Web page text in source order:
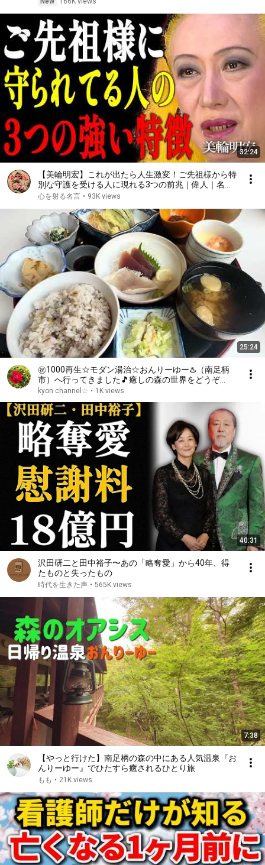
32:24
【美輪明宏】これが出たら人生激変！ご先祖様から特
別な守護を受ける人に現れる3つの前兆｜偉人｜名言
｜言葉の力｜人生哲学｜
心を射る名言 • 93K views
25:24
㊗️1000再生☆モダン湯治☆おんりーゆー♨️（南足柄
市）へ行ってきました🎵癒しの森の世界をどうぞ
☆2025.08.18
kyon channel☆ • 1K views
40:31
沢田研二と田中裕子〜あの「略奪愛」から40年、得
たものと失ったもの
時代を生きた声 • 565K views
7:38
【やっと行けた】南足柄の森の中にある人気温泉『お
んりーゆー』でひたすら癒されるひとり旅
もも • 21K views